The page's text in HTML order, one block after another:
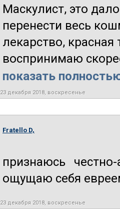
Маскулист, это
перенести весь
лекарство,
воспринимаю
показать
23 декабря 2018, воскресенье
Fratello D,
признаюсь
ощущаю себя
23 декабря 2018, воскресенье